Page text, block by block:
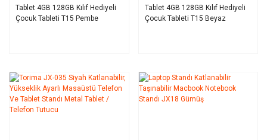
Tablet 4GB 128GB Kılıf Hediyeli
Çocuk Tableti T15 Pembe
Tablet 4GB 128GB Kılıf Hediyeli
Çocuk Tableti T15 Beyaz